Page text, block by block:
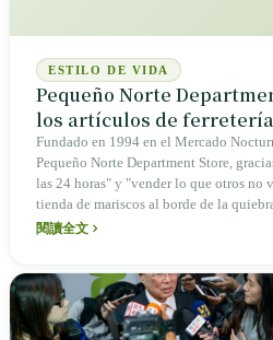
ESTILO DE VIDA
Pequeño Norte
los artículos de
luces nocturnas, de un
"salvavidas de los
años
Fundado en 1994 en el Mercado
Pequeño Norte Department Store,
las 24 horas" y "vender lo que otros no
tienda de mariscos al borde de la
más de 190 sucursales en todo el país.
industria minorista de Taiwán.
閱讀全文